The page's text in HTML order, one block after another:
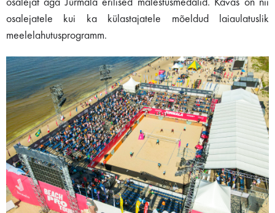
osalejat aga Jūrmala erilised mälestusmedalid. Kavas on nii
osalejatele kui ka külastajatele mõeldud laiaulatuslik
meelelahutusprogramm.